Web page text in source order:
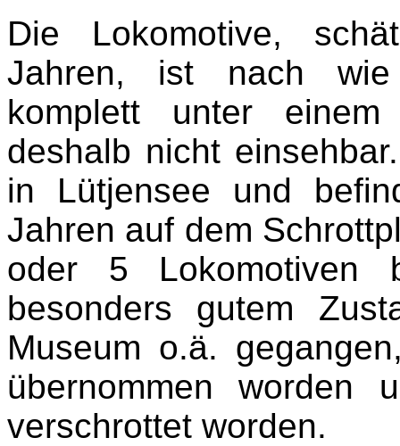
Die Lokomotive,
Jahren, ist nach wie
komplett unter
deshalb nicht
in Lütjensee und
Jahren auf dem
oder 5 Lokomotiven
besonders gutem
Museum o.ä.
übernommen
verschrottet worden.